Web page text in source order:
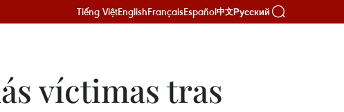
Tiếng ViệtEnglishFrançaisEspañol中文Русский
víctimas tras